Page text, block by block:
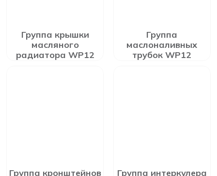
Группа крышки
масляного
радиатора WP12
Группа
маслоналивных
трубок WP12
Группа кронштейнов
Группа интеркулера